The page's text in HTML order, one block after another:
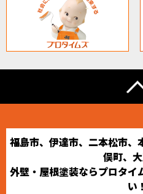
福島市、伊達市、二本松市、
俣町、
外壁・屋根塗装ならプロタイ
い！